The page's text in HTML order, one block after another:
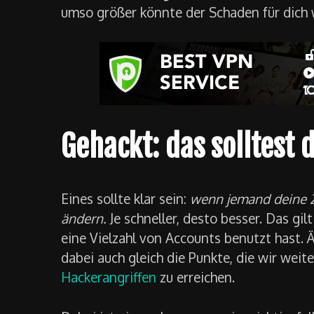
umso größer könnte der Schaden für dich
Gehackt: das
Eines sollte klar sein: wenn jemand deine
ändern. Je schneller, desto besser. Das
eine Vielzahl von Accounts benutzt hast.
dabei auch gleich die Punkte, die wir
Hackerangriffen zu erreichen.